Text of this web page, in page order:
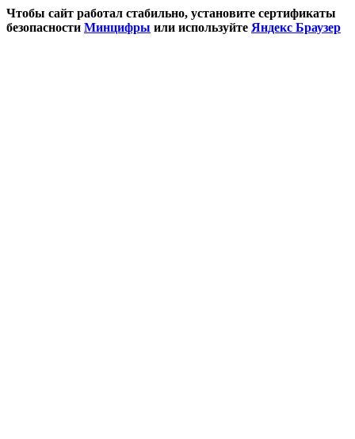
Чтобы сайт работал стабильно, установите сертификаты
безопасности Минцифры или используйте Яндекс Браузер